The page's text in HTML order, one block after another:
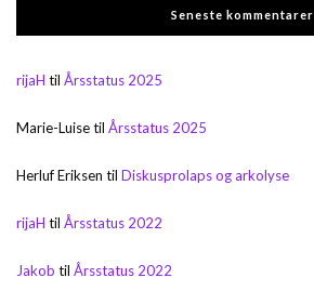
Seneste kommentarer
rijaH til Årsstatus 2025
Marie-Luisetil Årsstatus 2025
Herluf Eriksen til Diskusprolaps og arkolyse
rijaH til Årsstatus 2022
Jakob til Årsstatus 2022